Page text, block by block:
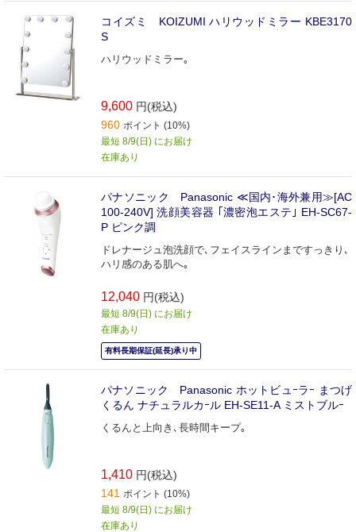
コイズミ KOIZUMI ハリウッドミラー KBE3170
S
ハリウッドミラー｡
9,600 円(税込)
960 ポイント (10%)
最短 8/9(日) にお届け
在庫あり
パナソニック Panasonic ≪国内･海外兼用≫[AC
100-240V] 洗顔美容器 ｢濃密泡エステ｣ EH-SC67-
P ピンク調
ドレナージュ泡洗顔で､フェイスラインまですっきり､
ハリ感のある肌へ｡
12,040 円(税込)
最短 8/9(日) にお届け
在庫あり
有料長期保証(延長)承り中
パナソニック Panasonic ホットビュｰラｰ まつげ
くるん ナチュラルカｰル EH-SE11-A ミストブルｰ
くるんと上向き､長時間キープ｡
1,410 円(税込)
141 ポイント (10%)
最短 8/9(日) にお届け
在庫あり